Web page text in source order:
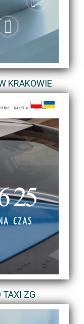
KRAKOWIE
TAXI ZG